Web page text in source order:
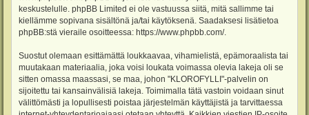
keskustelulle. phpBB Limited ei ole vastuussa siitä, mitä sallimme tai
kiellämme sopivana sisältönä ja/tai käytöksenä. Saadaksesi lisätietoa
phpBB:stä vieraile osoitteessa: https://www.phpbb.com/.
Suostut olemaan esittämättä loukkaavaa, vihamielistä, epämoraalista tai
muutakaan materiaalia, joka voisi loukata voimassa olevia lakeja oli se
sitten omassa maassasi, se maa, johon "KLOROFYLLI"-palvelin on
sijoitettu tai kansainvälisiä lakeja. Toimimalla tätä vastoin voidaan sinut
välittömästi ja lopullisesti poistaa järjestelmän käyttäjistä ja tarvittaessa